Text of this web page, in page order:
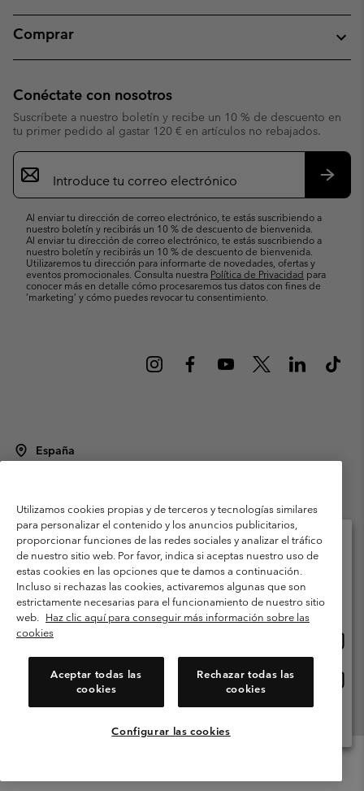
Comprar
Conéctate con nosotros
Suscríbete a nuestro boletín y recibe un 10 % de descuento en
tu primer pedido al gastar 120 € en artículos no rebajados.
Suscripción
de
correo
Al enviar tu dirección de correo electrónico, te estás suscribiendo a
nuestro boletín y recibirás un 10 % de descuento de bienvenida.
Al enviar tu dirección de correo electrónico, te estás suscribiendo a
nuestro boletín y recibirás un 10 % de descuento de bienvenida.
Utilizaremos tu dirección para informarte de novedades, ofertas y
eventos promocionales. Consulta nuestra Política de Privacidad para
conocer más en detalle cómo procesaremos tus datos con fines de
’marketing’ y cómo puedes revocar tu consentimiento.
España
Condiciones de uso
Terminos de Venta
Garantía
Política de Privacidad
Términos y condiciones del programa de miembros
Términos De Uso Del Contenido Generado Por Los Usuarios
Impressum
Cookies Public CBCR
Servicio al cliente: Lu. - Vi. de 9:00 a 13:00 y de 14:00 a 18:00
Utilizamos cookies propias y de terceros y tecnologías similares
para personalizar el contenido y los anuncios publicitarios,
proporcionar funciones de las redes sociales y analizar el tráfico
de nuestro sitio web. Por favor, indica si aceptas nuestro uso de
estas cookies en las opciones que te damos a continuación.
Incluso si rechazas las cookies, activaremos algunas que son
estrictamente necesarias para el funcionamiento de nuestro sitio
web. Haz clic aquí para conseguir más información sobre las
cookies
Aceptar todas las
cookies
Rechazar todas las
cookies
Configurar las cookies
Selecciona tu país e idioma envío
Compras en línea disponibles
línea
España
Ver Todos Los Países